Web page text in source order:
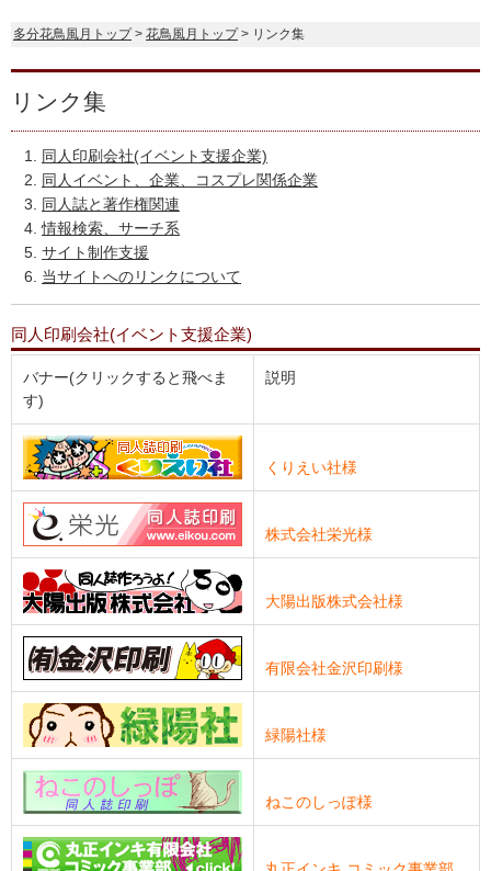
多分花鳥風月トップ> 花鳥風月トップ> リンク集
リンク集
同人印刷会社(イベント支援企業)
同人イベント、企業、コスプレ関係企業
同人誌と著作権関連
情報検索、サーチ系
サイト制作支援
当サイトへのリンクについて
同人印刷会社(イベント支援企業)
バナー(クリックすると飛べま
す)
説明
くりえい社様
株式会社栄光様
大陽出版株式会社様
有限会社金沢印刷様
緑陽社様
ねこのしっぽ様